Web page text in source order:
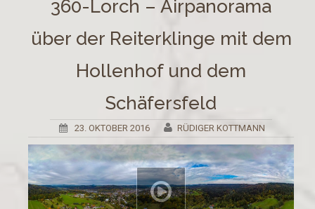
360-Lorch – Airpanorama
über der Reiterklinge mit dem
Hollenhof und dem
Schäfersfeld
23. OKTOBER 2016 RÜDIGER KOTTMANN